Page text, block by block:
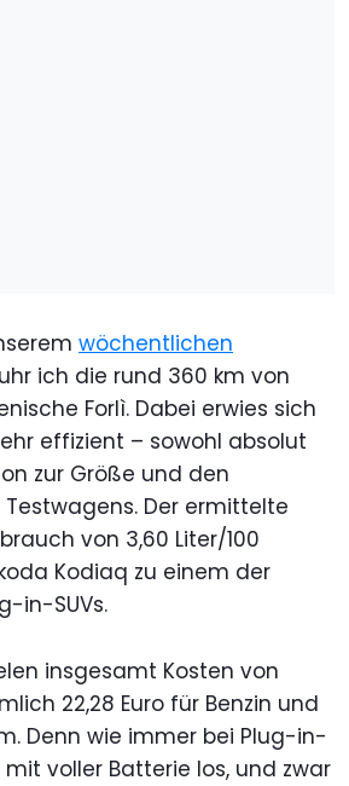
wöchentlichen
ich die rund 360 km von
Forlì. Dabei erwies sich
effizient – sowohl absolut
zur Größe und den
Der ermittelte
von 3,60 Liter/100
Kodiaq zu einem der
in-SUVs.
insgesamt Kosten von
22,28 Euro für Benzin und
Denn wie immer bei Plug-in-
voller Batterie los, und zwar